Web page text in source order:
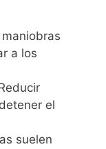
a los
el
suelen